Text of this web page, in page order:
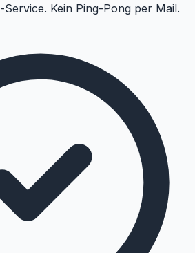
Kein Ping-Pong per Mail.